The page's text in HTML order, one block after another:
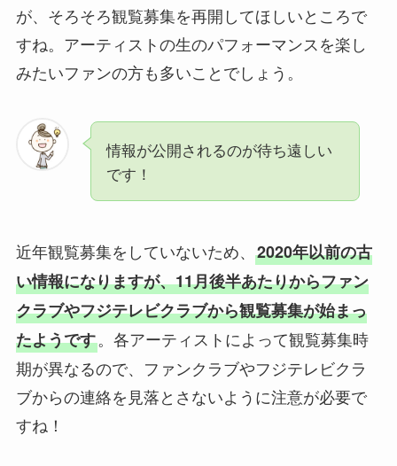
が、そろそろ観覧募集を再開してほしいところで
すね。アーティストの生のパフォーマンスを楽し
みたいファンの方も多いことでしょう。
情報が公開されるのが待ち遠しい
です！
近年観覧募集をしていないため、 2020年以前の古
い情報になりますが、11月後半あたりからファン
クラブやフジテレビクラブから観覧募集が始まっ
たようです。各アーティストによって観覧募集時
期が異なるので、ファンクラブやフジテレビクラ
ブからの連絡を見落とさないように注意が必要で
すね！